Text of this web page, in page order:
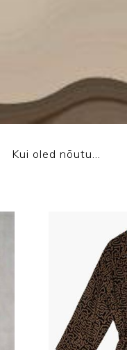
Kui oled nõutu…